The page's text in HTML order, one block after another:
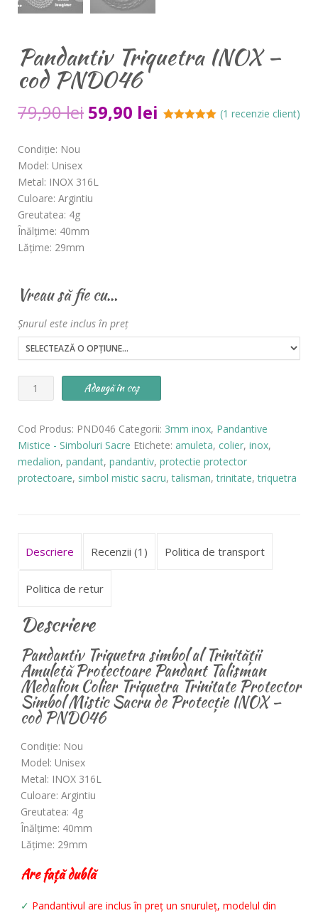
Pandantiv Triquetra INOX –
cod PND046
(1 recenzie client)
79,90lei 59,90 lei
Condiție: Nou
Model: Unisex
Metal: INOX 316L
Culoare: Argintiu
Greutatea: 4g
Înălțime: 40mm
Lățime: 29mm
Vreau să fie cu…
Șnurul este inclus în preț
Cantitate
Pandantiv
INOX
-
cod
PND046
Adaugă în coș
Cod Produs: PND046 Categorii: 3mm inox, Pandantive
Mistice - Simboluri Sacre Etichete: amuleta, colier, inox,
medalion, pandant, pandantiv, protectie protector
protectoare, simbol mistic sacru,talisman,trinitate,triquetra
Descriere Recenzii (1) Politica de transport
Politica de retur
Descriere
Pandantiv Triquetra simbol al Trinității
Amuletă Protectoare Pandant Talisman
Medalion Colier Triquetra Trinitate Protector
Simbol Mistic Sacru de Protecție INOX –
cod PND046
Condiție: Nou
Model: Unisex
Metal: INOX 316L
Culoare: Argintiu
Greutatea: 4g
Înălțime: 40mm
Lățime: 29mm
Are față dublă
✓ Pandantivul are inclus în preț un snuruleț, modelul din